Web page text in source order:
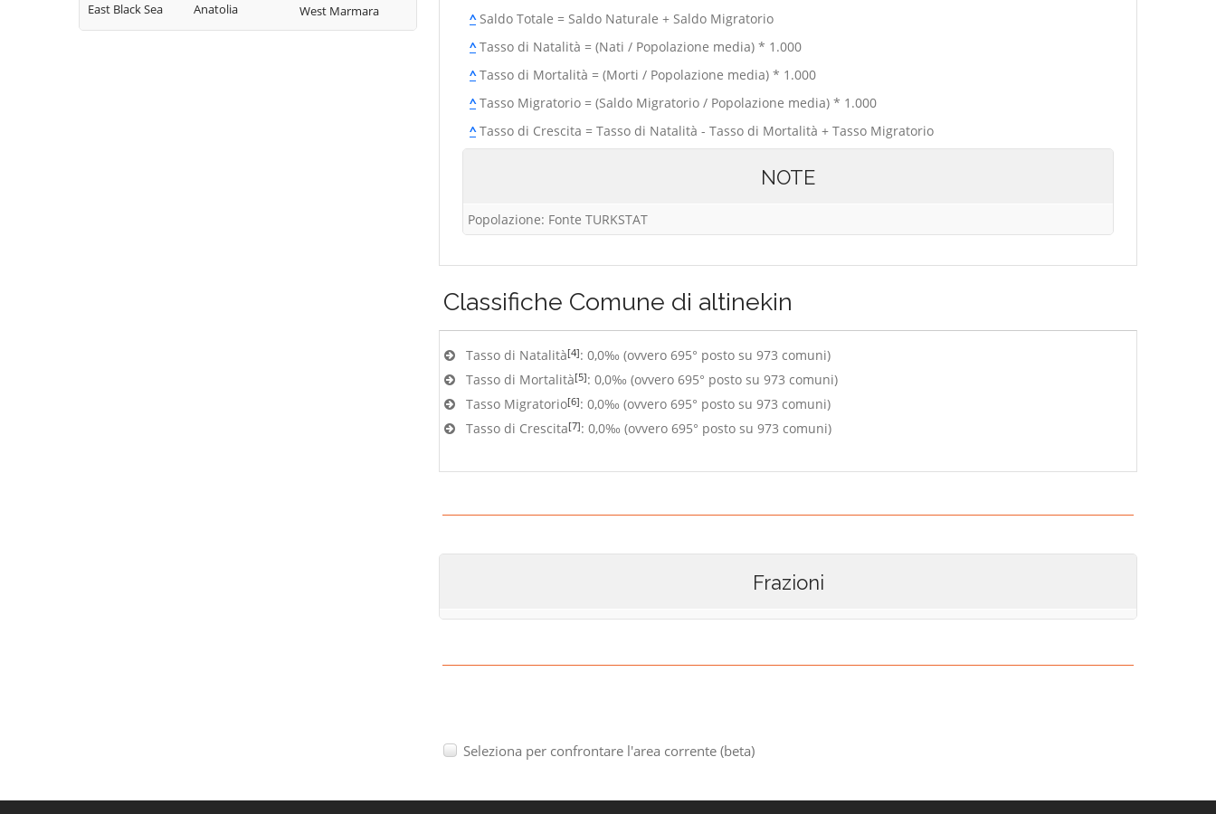
East Black Sea
Anatolia
West Marmara
^Saldo Totale = Saldo Naturale + Saldo Migratorio
^Tasso di Natalità = (Nati / Popolazione media) * 1.000
^Tasso di Mortalità = (Morti / Popolazione media) * 1.000
^Tasso Migratorio = (Saldo Migratorio / Popolazione media) * 1.000
^Tasso di Crescita = Tasso di Natalità - Tasso di Mortalità + Tasso Migratorio
NOTE
Popolazione: Fonte TURKSTAT
Classifiche Comune di altinekin
Tasso di Natalità[4]: 0,0‰ (ovvero 695° posto su 973 comuni)
Tasso di Mortalità[5]: 0,0‰ (ovvero 695° posto su 973 comuni)
Tasso Migratorio[6]: 0,0‰ (ovvero 695° posto su 973 comuni)
Tasso di Crescita[7]: 0,0‰ (ovvero 695° posto su 973 comuni)
Frazioni
Seleziona per confrontare l'area corrente (beta)